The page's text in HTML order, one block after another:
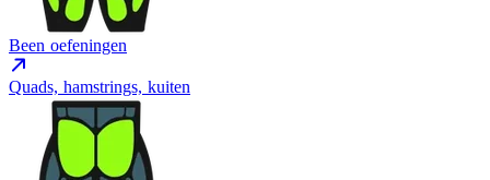
Been oefeningen
Quads, hamstrings, kuiten